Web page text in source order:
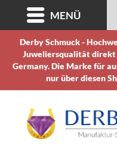
Derby Schmuck -
Juweliersqualität direkt
Germany. Die Marke für
nur über diesen
MENÜ